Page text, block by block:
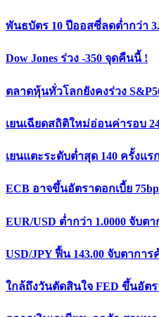
พันธบัตร 10 ปีออสซี่ลดต่ำกว่า
Dow Jones ร่วง -350 จุดคืนนี้ !
ตลาดหุ้นทั่วโลกยังคงร่วง
เยนเฉียดสถิติใหม่อ่อนค่ารอบ
เยนแตะระดับต่ำสุด 140 ครั้งแร
ECB อาจขึ้นอัตราดอกเบี้ย 75bp
EUR/USD ต่ำกว่า 1.0000 จับต
USD/JPY ฟื้น 143.00 จับตากา
ใกล้ถึงวันตัดสินใจ FED ขึ้นอัตร